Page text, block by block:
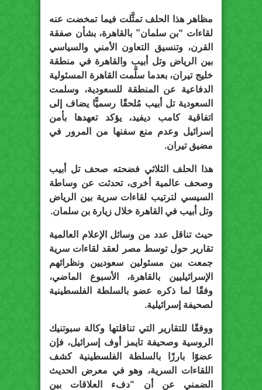
مظاهر هذا الحلف تمثَّلت فيما تمخضت عنه
لقاءات “بن سلمان” بالقاهرة، بشأن صفقة
القرن، وتنسيق التعاون الأمني والسياسي
بين الرياض وتل أبيب والقاهرة في منطقة
خليج تيران، بعدما سلَّمت القاهرة المسئولية
الدفاعية عن المنطقة للسعودية، وسلمت
السعودية تل أبيب مُلحقًا رسميًّا يضاف إلى
اتفاقية كامب ديفيد، يؤكد تعهدها بأمن
إسرائيل وعدم منع سفنها من المرور في
مضيق تيران.
هذا الحلف الثلاثي فضحته صحف تل أبيب
وصحف عالمية أخرى، تحدثت عن وساطة
السيسي لترتيب لقاءات سرية بين الرياض
وتل أبيب في القاهرة خلال زيارة بن سلمان.
حيث تناقل عدد من وسائل الإعلام العالمية
تقارير حول توسط مصر لعقد لقاءات سرية
جمعت بين مسئولين سعوديين ونظرائهم
الإسرائيليين بالقاهرة، الأسبوع الماضي،
وفقًا لما ذكره عضو بالسلطة الفلسطينية
لصحيفة إسرائيلية.
ووفقًا للتقارير التي تناقلتها وكالة سبوتنيك
الروسية وصحيفة تايمز أوف إسرائيل، فإن
عضوًا بارزًا بالسلطة الفلسطينية كشف
اللقاءات السرية، وهو في معرض الحديث
الضمني عن أن “دفء العلاقات بين